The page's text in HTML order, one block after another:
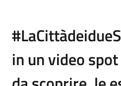
in un video